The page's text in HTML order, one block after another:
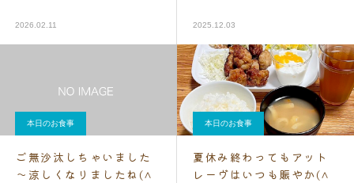
2026.02.11 2025.12.03
本日のお食事
ご無沙汰しちゃいました
～涼しくなりましたね(^
本日のお食事
夏休み終わってもアット
レーヴはいつも賑やか(^